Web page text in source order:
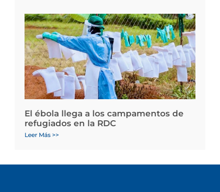
El ébola llega a los campamentos de
refugiados en la RDC
Leer Más >>